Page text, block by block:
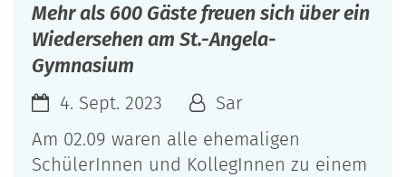
Mehr als 600 Gäste freuen sich über ein
Wiedersehen am St.-Angela-
Gymnasium
4. Sept. 2023
Sar
Am 02.09 waren alle ehemaligen
SchülerInnen und KollegInnen zu einem